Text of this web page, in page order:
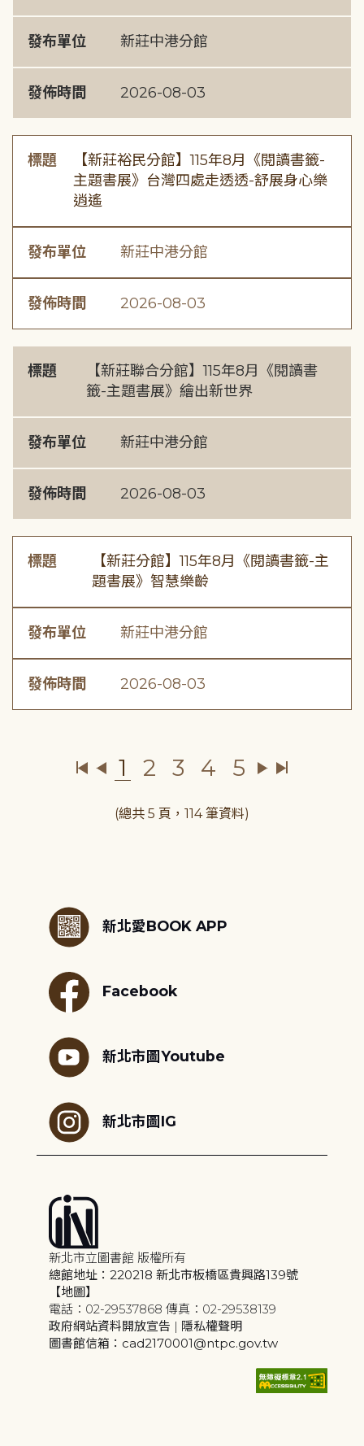
發布單位 新莊中港分館
發佈時間 2026-08-03
標題
【新莊裕民分館】115年8月《閱讀書籤-
主題書展》台灣四處走透透-舒展身心樂
逍遙
發布單位 新莊中港分館
發佈時間 2026-08-03
標題
【新莊聯合分館】115年8月《閱讀書
籤-主題書展》繪出新世界
發布單位 新莊中港分館
發佈時間 2026-08-03
標題
【新莊分館】115年8月《閱讀書籤-主
題書展》智慧樂齡
發布單位 新莊中港分館
發佈時間 2026-08-03
1 2 3 4 5
(總共 5 頁，114 筆資料)
新北愛BOOK APP
Facebook
新北市圖Youtube
新北市圖IG
新北市立圖書館 版權所有
總館地址：220218 新北市板橋區貴興路139號
【地圖】
電話：02-29537868 傳真：02-29538139
政府網站資料開放宣告 | 隱私權聲明
圖書館信箱：cad2170001@ntpc.gov.tw